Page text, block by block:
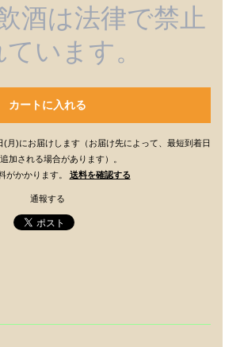
酒は法律で禁止
います。
カートに入れる
月)にお届けします（お届け先によって、最短到着日
加される場合があります）。
がかかります。
送料を確認する
通報する